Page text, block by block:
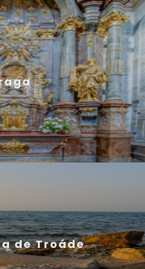
de Troáde